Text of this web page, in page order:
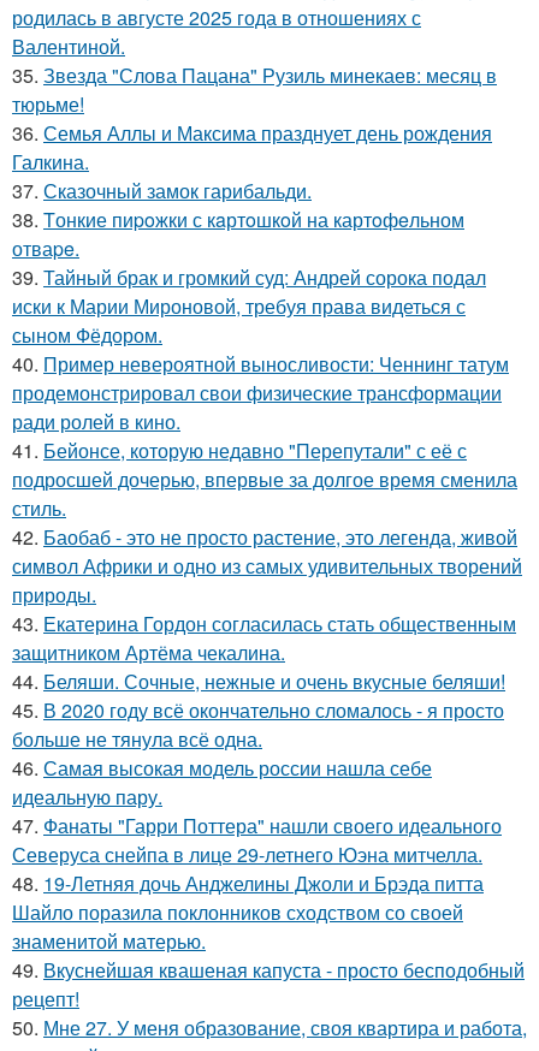
родилась в августе 2025 года в отношениях с
Валентиной.
35. Звезда "Слова Пацана" Рузиль минекаев: месяц в
тюрьме!
36. Семья Аллы и Максима празднует день рождения
Галкина.
37. Сказочный замок гарибальди.
38. Tонкие пиpoжки с кaртoшкoй на картoфeльном
отваpe.
39. Тайный брак и громкий суд: Андрей сорока подал
иски к Марии Мироновой, требуя права видеться с
сыном Фёдором.
40. Пример невероятной выносливости: Ченнинг татум
продемонстрировал свои физические трансформации
ради ролей в кино.
41. Бейонсе, которую недавно "Перепутали" с её с
подросшей дочерью, впервые за долгое время сменила
стиль.
42. Баобаб - это не просто растение, это легенда, живой
символ Африки и одно из самых удивительных творений
природы.
43. Екатерина Гордон согласилась стать общественным
защитником Артёма чекалина.
44. Беляши. Сочные, нежные и очень вкусные беляши!
45. В 2020 году всё окончательно сломалось - я просто
больше не тянула всё одна.
46. Самая высокая модель россии нашла себе
идеальную пару.
47. Фанаты "Гарри Поттера" нашли своего идеального
Северуса снейпа в лице 29-летнего Юэна митчелла.
48. 19-Летняя дочь Анджелины Джоли и Брэда питта
Шайло поразила поклонников сходством со своей
знаменитой матерью.
49. Вкуснейшая квашеная капуста - просто бесподобный
рецепт!
50. Мне 27. У меня образование, своя квартира и работа,